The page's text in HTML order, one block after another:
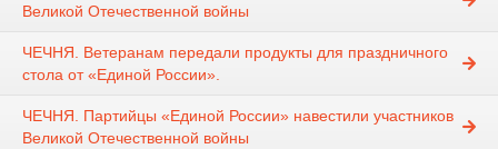
Великой Отечественной войны
ЧЕЧНЯ. Ветеранам передали продукты для праздничного
стола от «Единой России».
ЧЕЧНЯ. Партийцы «Единой России» навестили участников
Великой Отечественной войны